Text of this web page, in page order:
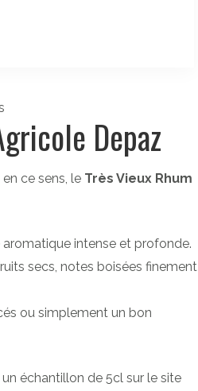
Depaz
ce sens, le Très Vieux Rhum
intense et profonde.
secs, notes boisées finement
ou simplement un bon
échantillon de 5cl sur le site